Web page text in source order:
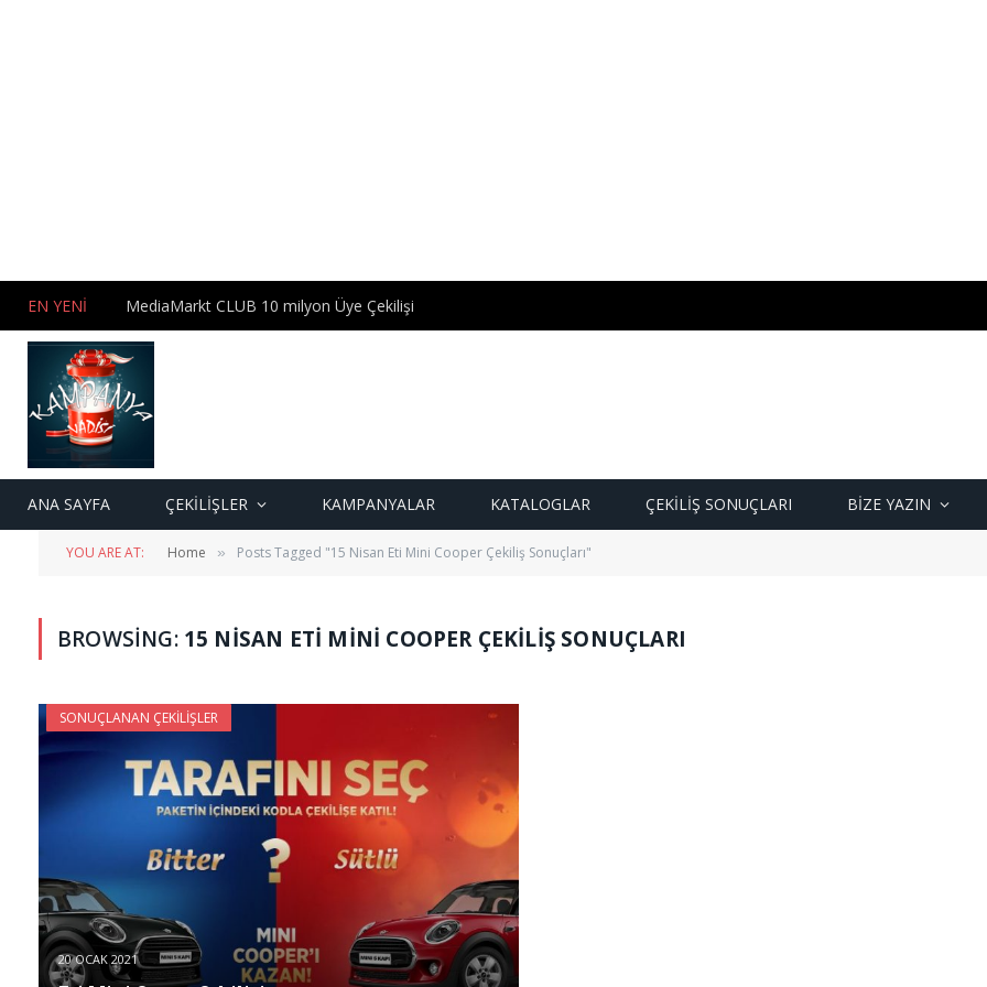
EN YENİ MediaMarkt CLUB 10 milyon Üye Çekilişi
ANA SAYFA ÇEKİLİŞLER KAMPANYALAR KATALOGLAR ÇEKİLİŞ SONUÇLARI BIZE YAZIN
YOU ARE AT: Home » Posts Tagged "15 Nisan Eti Mini Cooper Çekiliş Sonuçları"
BROWSING: 15 NISAN ETI MINI COOPER ÇEKILIŞ SONUÇLARI
SONUÇLANAN ÇEKILIŞLER
20 OCAK 2021